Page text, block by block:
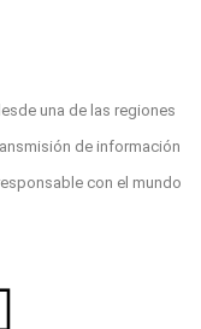
una de las regiones
de información
con el mundo